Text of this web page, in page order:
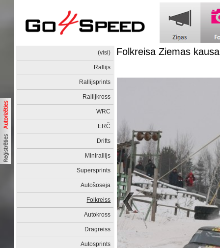
(visi)
Rallijs
Rallijsprints
Rallijkross
WRC
ERČ
Drifts
Minirallijs
Supersprints
Autošoseja
Folkreiss
Autokross
Dragreiss
Autosprints
Folkreisa Ziemas